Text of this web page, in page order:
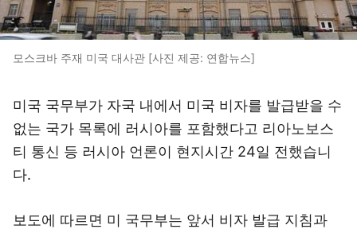
모스크바 주재 미국 대사관 [사진 제공: 연합뉴스]
미국 국무부가 자국 내에서 미국 비자를 발급받을 수
없는 국가 목록에 러시아를 포함했다고 리아노보스
티 통신 등 러시아 언론이 현지시간 24일 전했습니
다.
보도에 따르면 미 국무부는 앞서 비자 발급 지침과